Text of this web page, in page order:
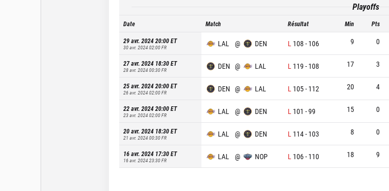
Playoffs
Date Match Résultat Min Pts
29 avr. 2024 20:00ET
30 avr. 2024 02:00FR LAL @ DEN L 108 - 106 9 0
27 avr. 2024 18:30ET
28 avr. 2024 00:30FR DEN @ LAL L 119 - 108 17 3
25 avr. 2024 20:00ET
26 avr. 2024 02:00FR DEN @ LAL L 105- 112 20 4
22 avr. 2024 20:00ET
23 avr. 2024 02:00FR LAL @ DEN L 101 -99 15 0
20 avr. 2024 18:30ET
21 avr. 2024 00:30FR LAL @ DEN L 114- 103 8 0
16 avr. 2024 17:30ET
16 avr. 2024 23:30FR LAL @ NOP L 106- 110 18 9